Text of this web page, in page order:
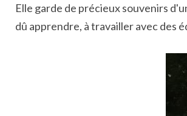
Elle garde de précieux souvenirs
dû apprendre, à travailler avec des